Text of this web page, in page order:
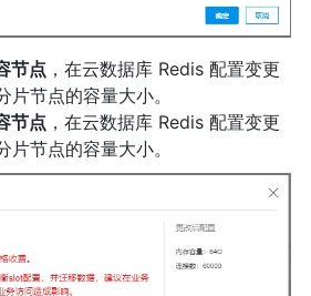
节点 ，在云数据库 Redis 配置变更
节点的容量大小。
节点 ，在云数据库 Redis 配置变更
节点的容量大小。